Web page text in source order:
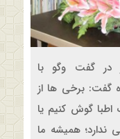
در گفت وگو با
گفت: برخی ها از
اطبا گوش کنیم یا
ندارد؛ همیشه ما